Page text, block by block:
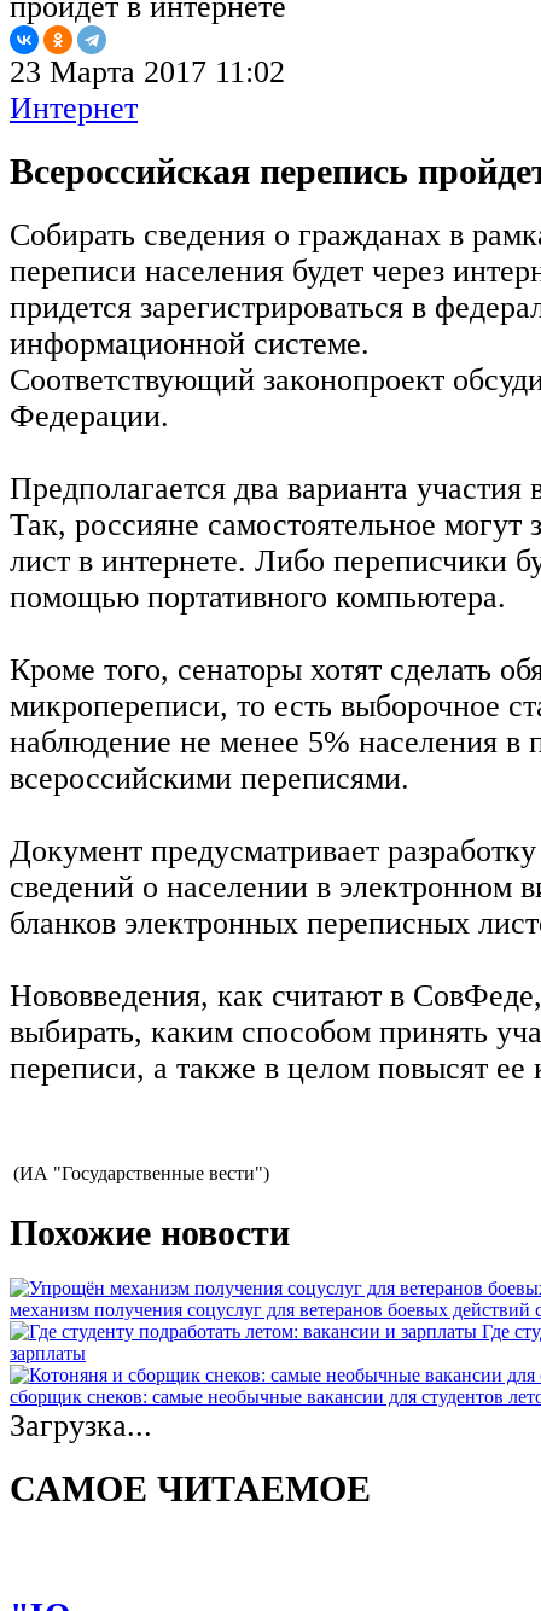
23 Марта 2017 11:02
Интернет
Всероссийская перепись
Собирать сведения о гражданах в
переписи населения будет через
придется зарегистрироваться в
информационной системе.
Соответствующий законопроект
Федерации.
Предполагается два варианта участия
Так, россияне самостоятельное могут
лист в интернете. Либо переписчики
помощью портативного компьютера.
Кроме того, сенаторы хотят сделать
микропереписи, то есть выборочное
наблюдение не менее 5% населения в
всероссийскими переписями.
Документ предусматривает
сведений о населении в электронном
бланков электронных переписных
Нововведения, как считают в
выбирать, каким способом принять
переписи, а также в целом повысят ее
(ИА "Государственные вести")
Похожие новости
механизм получения соцуслуг для ветеранов боевых действий
Где
зарплаты
сборщик снеков: самые необычные вакансии для студентов
Загрузка...
САМОЕ ЧИТАЕМОЕ